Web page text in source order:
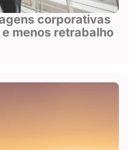
corporativas
menos retrabalho